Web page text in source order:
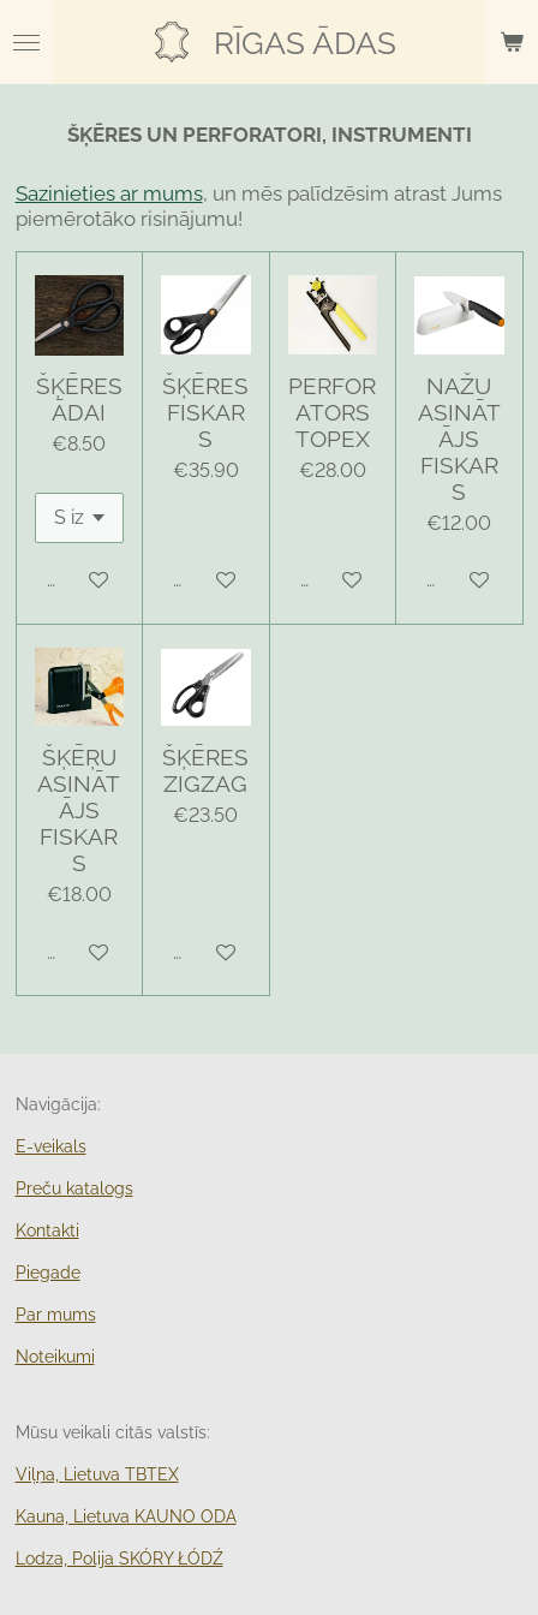
to
main
RĪGAS ĀDAS
ŠĶĒRES UN PERFORATORI, INSTRUMENTI
Sazinieties ar mums, un mēs palīdzēsim atrast Jums
piemērotāko risinājumu!
ŠĶĒRES
ĀDAI
€8.50
Add to cart
ŠĶĒRES
FISKAR
S
€35.90
Add to cart
PERFOR
ATORS
TOPEX
€28.00
Add to cart
NAŽU
ASINĀT
ĀJS
FISKAR
S
€12.00
Add to cart
ŠĶĒŖU
ASINĀT
ĀJS
FISKAR
S
€18.00
Add to cart
ŠĶĒRES
ZIGZAG
€23.50
Add to cart
Navigācija:
E-veikals
Preču katalogs
Kontakti
Piegade
Par mums
Noteikumi
Mūsu veikali citās valstīs:
Viļņa, Lietuva TBTEX
Kauna, Lietuva KAUNO ODA
Lodza, Polija SKÓRY ŁÓDŹ